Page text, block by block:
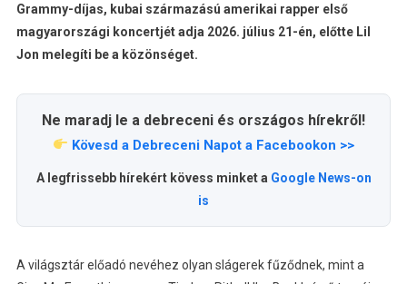
Grammy-díjas, kubai származású amerikai rapper első
magyarországi koncertjét adja 2026. július 21-én, előtte Lil
Jon melegíti be a közönséget.
Ne maradj le a debreceni és országos hírekről!
Kövesd a Debreceni Napot a Facebookon >>
A legfrissebb hírekért kövess minket a Google News-on
is
A világsztár előadó nevéhez olyan slágerek fűződnek, mint a